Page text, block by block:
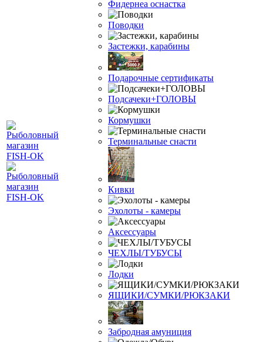
Фидернеа оснастка
Поводки
Застежки, карабины
Подарочные сертификаты
Подсачеки+ГОЛОВЫ
Кормушки
Терминальные снасти
Кивки
Эхолоты - камеры
Аксессуары
ЧЕХЛЫ/ТУБУСЫ
Лодки
ЯЩИКИ/СУМКИ/РЮКЗАКИ
Забродная амуниция